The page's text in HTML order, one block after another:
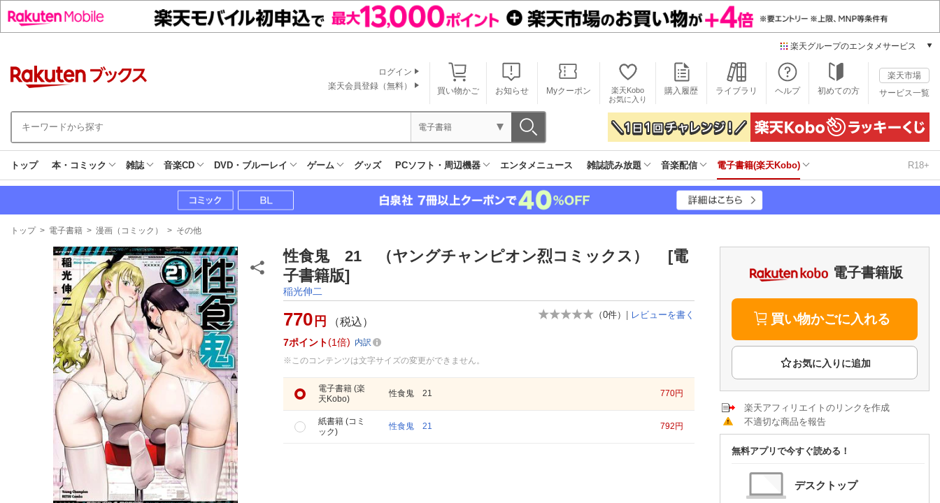
楽天グループのエンタメサービス
本/ゲーム/CD/DVD
楽天ブックス
電子書籍
楽天Kobo
雑誌読み放題
楽天ミュージック
楽天TV
Rakuten PLAY
無料テレビ
Rチャンネル
チケット
楽天チケット
推し楽
買い物かご お知らせ Myクーポン
楽天Kobo
お気に入り
購入履歴 ライブラリ ヘルプ 初めての方
楽天市場
サービス一覧
ログイン
楽天会員登録（無料）
電子書籍
トップ 本・コミック 雑誌 音楽CD DVD・ブルーレイ ゲーム グッズ PCソフト・周辺機器 エンタメニュース 雑誌読み放題 音楽配信 電子書籍(楽天Kobo) R18+
現
トップ > 電子書籍 > 漫画（コミック） > その他
性食鬼 21 （ヤングチャンピオン烈コミックス） [電
子書籍版]
稲光伸二
（0件） レビューを書く
770 円 （税込）
7ポイント 1倍
内訳
※このコンテンツは文字サイズの変更ができません。
電子書籍 (楽
天Kobo)
性食鬼 21 770円
紙書籍 (コミ
ック)
性食鬼 21 792 円
電子書籍版
買い物かごに入れる
楽天アフィリエイトのリンクを作成
不適切な商品を報告
無料アプリで今すぐ読める！
デスクトップ